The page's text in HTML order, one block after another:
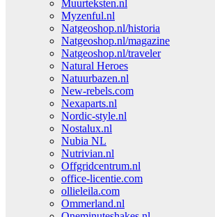
Muurteksten.nl
Myzenful.nl
Natgeoshop.nl/historia
Natgeoshop.nl/magazine
Natgeoshop.nl/traveler
Natural Heroes
Natuurbazen.nl
New-rebels.com
Nexaparts.nl
Nordic-style.nl
Nostalux.nl
Nubia NL
Nutrivian.nl
Offgridcentrum.nl
office-licentie.com
ollieleila.com
Ommerland.nl